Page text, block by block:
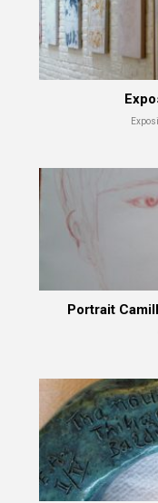
Portrait